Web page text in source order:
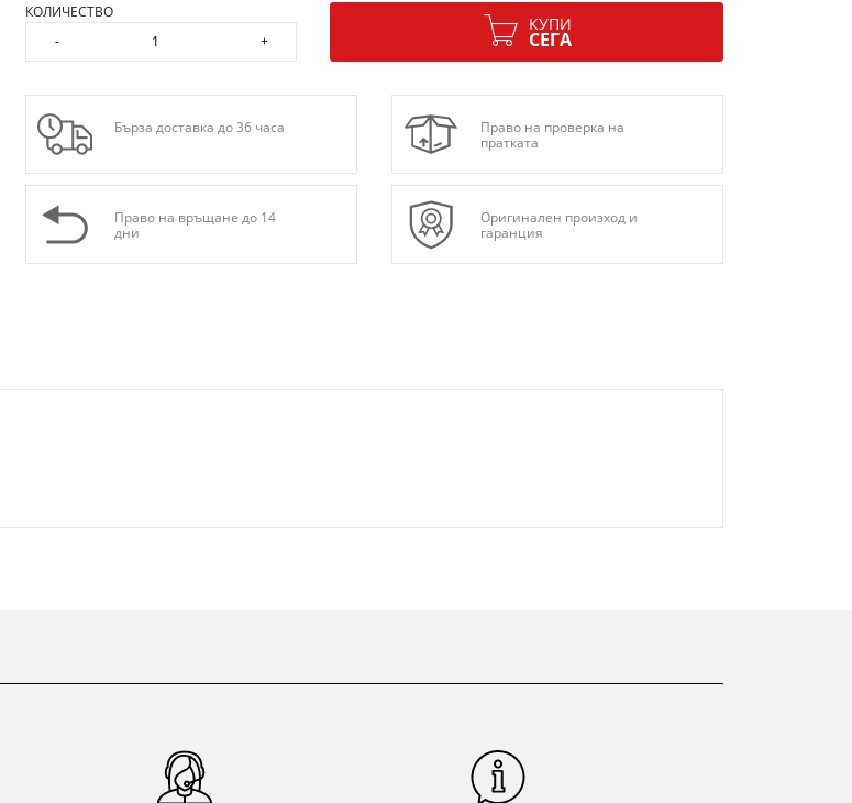
КОЛИЧЕСТВО
-
+
КУПИ
СЕГА
Бърза доставка до 36 часа
Право на проверка на
пратката
Право на връщане до 14
дни
Оригинален произход и
гаранция